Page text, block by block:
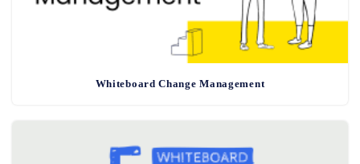
Whiteboard Change Management